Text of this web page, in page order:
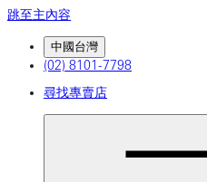
跳至主內容
中國台灣
(02) 8101-7798
尋找專賣店